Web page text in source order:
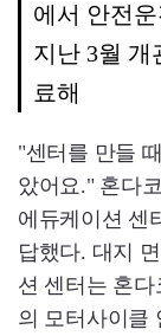
에서 안전
지난 3월 개
료해
"센터를 만들
았어요." 혼다
에듀케이션 센
답했다. 대지
션 센터는 혼
의 모터사이클